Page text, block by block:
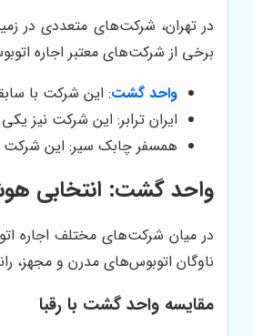
در تهران، شرکت‌های متعددی در
برخی از شرکت‌های معتبر اجاره
واحد گشت: این شرکت با
ایران ترابر: این شرکت نیز
همسفر چابک سیر: این شرکت
واحد گشت: انتخابی
در میان شرکت‌های مختلف اجاره
ناوگان اتوبوس‌های مدرن و مجهز، رانندگان مجرب و متعهد، و
مقایسه واحد گشت با رقبا